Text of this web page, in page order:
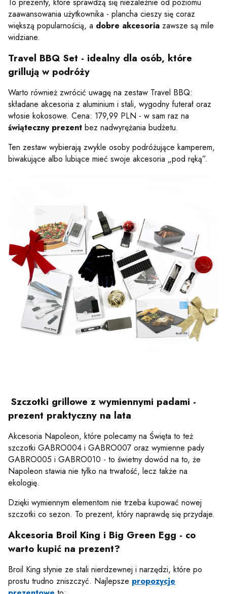
To prezenty, które sprawdzą się niezależnie od poziomu
zaawansowania użytkownika - plancha cieszy się coraz
większą popularnością, a dobre akcesoria zawsze są mile
widziane.
Travel BBQ Set - idealny dla osób, które
grillują w podróży
Warto również zwrócić uwagę na zestaw Travel BBQ:
składane akcesoria z aluminium i stali, wygodny futerał oraz
włosie kokosowe. Cena: 179,99 PLN - w sam raz na
świąteczny prezent bez nadwyrężania budżetu.
Ten zestaw wybierają zwykle osoby podróżujące kamperem,
biwakujące albo lubiące mieć swoje akcesoria „pod ręką”.
Szczotki grillowe z wymiennymi padami -
prezent praktyczny na lata
Akcesoria Napoleon, które polecamy na Święta to też
szczotki GABRO004 i GABRO007 oraz wymienne pady
GABRO005 i GABRO010 - to świetny dowód na to, że
Napoleon stawia nie tylko na trwałość, lecz także na
ekologię.
Dzięki wymiennym elementom nie trzeba kupować nowej
szczotki co sezon. To prezent, który naprawdę się przydaje.
Akcesoria Broil King i Big Green Egg - co
warto kupić na prezent?
Broil King słynie ze stali nierdzewnej i narzędzi, które po
prostu trudno zniszczyć. Najlepsze propozycje